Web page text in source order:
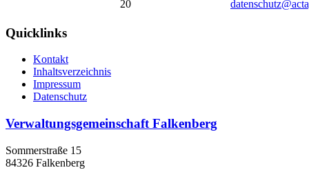
20
Quicklinks
Kontakt
Inhaltsverzeichnis
Impressum
Datenschutz
Verwaltungsgemeinschaft Falkenberg
Sommerstraße 15
84326 Falkenberg